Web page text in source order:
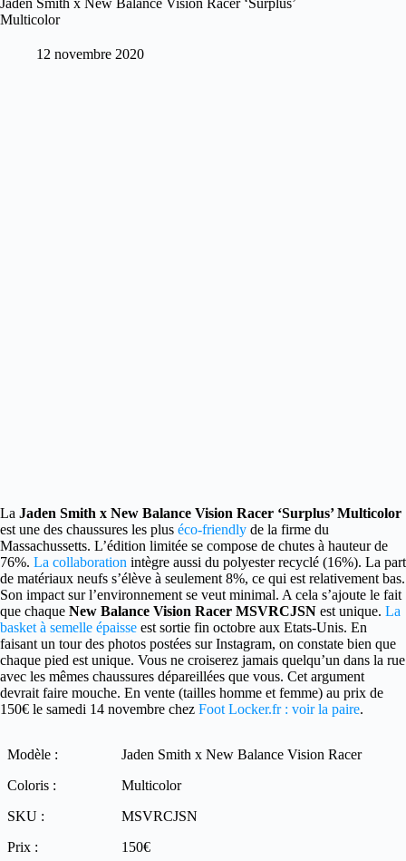
Jaden Smith x New Balance Vision Racer ‘Surplus’
Multicolor
12 novembre 2020
La Jaden Smith x New Balance Vision Racer ‘Surplus’ Multicolor
est une des chaussures les plus éco-friendly de la firme du
Massachussetts. L’édition limitée se compose de chutes à hauteur de
76%. La collaboration intègre aussi du polyester recyclé (16%). La part
de matériaux neufs s’élève à seulement 8%, ce qui est relativement bas.
Son impact sur l’environnement se veut minimal. A cela s’ajoute le fait
que chaque New Balance Vision Racer MSVRCJSN est unique. La
basket à semelle épaisse est sortie fin octobre aux Etats-Unis. En
faisant un tour des photos postées sur Instagram, on constate bien que
chaque pied est unique. Vous ne croiserez jamais quelqu’un dans la rue
avec les mêmes chaussures dépareillées que vous. Cet argument
devrait faire mouche. En vente (tailles homme et femme) au prix de
150€ le samedi 14 novembre chez Foot Locker.fr : voir la paire.
Modèle :
Jaden Smith x New Balance Vision Racer
Coloris :
Multicolor
SKU :
MSVRCJSN
Prix :
150€